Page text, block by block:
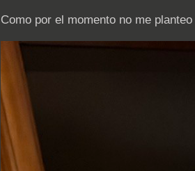
Como por el momento no me